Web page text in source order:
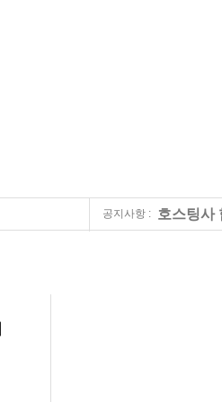
공지사항 : 호스팅사